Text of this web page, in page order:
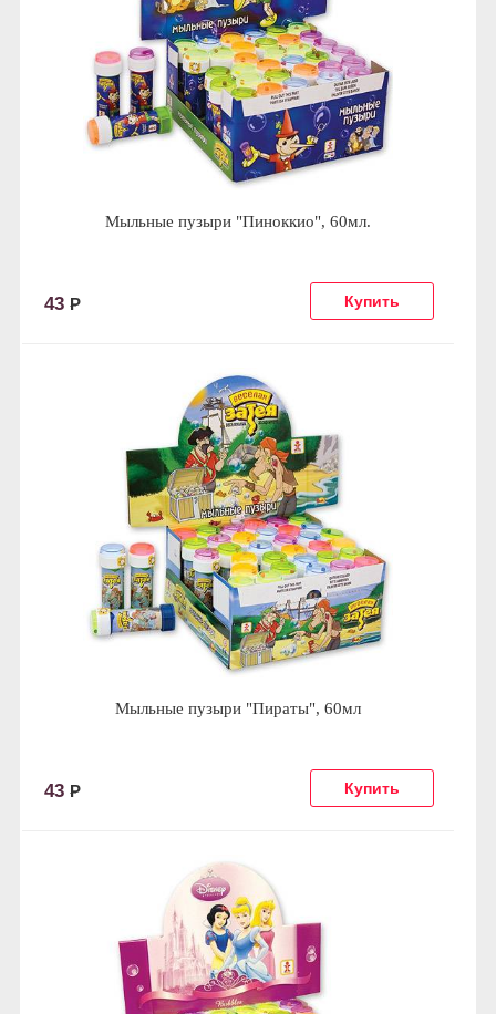
Мыльные пузыри "Пиноккио", 60мл.
43 Р
Мыльные пузыри "Пираты", 60мл
43 Р